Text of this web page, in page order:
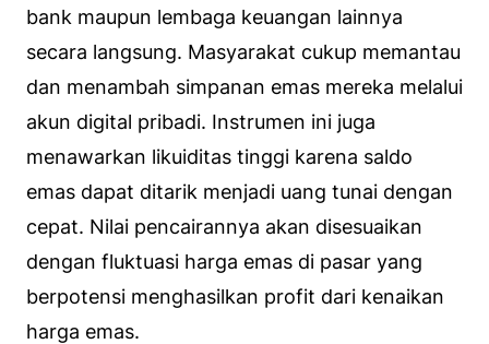
bank maupun lembaga keuangan lainnya
secara langsung. Masyarakat cukup memantau
dan menambah simpanan emas mereka melalui
akun digital pribadi. Instrumen ini juga
menawarkan likuiditas tinggi karena saldo
emas dapat ditarik menjadi uang tunai dengan
cepat. Nilai pencairannya akan disesuaikan
dengan fluktuasi harga emas di pasar yang
berpotensi menghasilkan profit dari kenaikan
harga emas.